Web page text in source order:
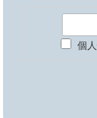
個